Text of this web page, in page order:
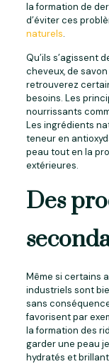
la formation de
d’éviter ces
naturels.
Qu’ils s’agissent
cheveux, de
retrouverez
besoins. Les
nourrissants
Les ingrédients
teneur en
peau tout en la
extérieures.
Des
Même si certains
industriels sont
sans
favorisent par
la formation des
garder une peau
hydratés et